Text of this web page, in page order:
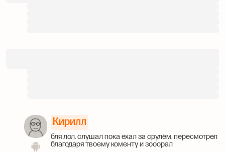
Кирилл
бля лол. слушал пока ехал за срулём. пересмотрел
благодаря твоему коменту и зооорал